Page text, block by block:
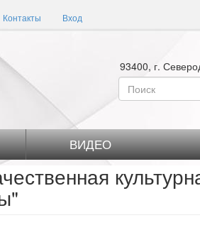
Контакты Вход
93400, г.
Форма
поиска
ВИДЕО